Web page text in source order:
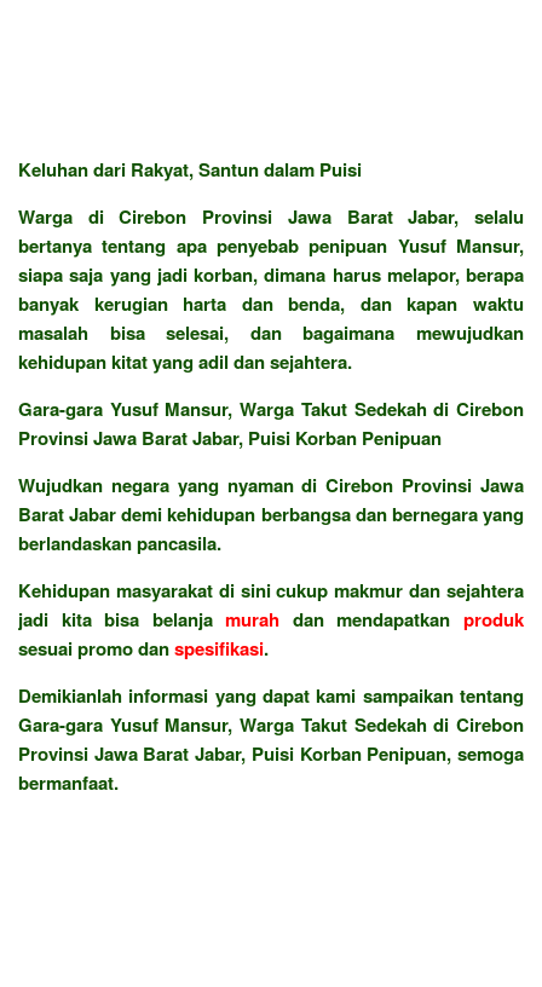
Keluhan dari Rakyat, Santun dalam Puisi
Warga di Cirebon Provinsi Jawa Barat Jabar, selalu
bertanya tentang apa penyebab penipuan Yusuf Mansur,
siapa saja yang jadi korban, dimana harus melapor, berapa
banyak kerugian harta dan benda, dan kapan waktu
masalah bisa selesai, dan bagaimana mewujudkan
kehidupan kitat yang adil dan sejahtera.
Gara-gara Yusuf Mansur, Warga Takut Sedekah di Cirebon
Provinsi Jawa Barat Jabar, Puisi Korban Penipuan
Wujudkan negara yang nyaman di Cirebon Provinsi Jawa
Barat Jabar demi kehidupan berbangsa dan bernegara yang
berlandaskan pancasila.
Kehidupan masyarakat di sini cukup makmur dan sejahtera
jadi kita bisa belanjamurah dan mendapatkanproduk
sesuai promo danspesifikasi.
Demikianlah informasi yang dapat kami sampaikan tentang
Gara-gara Yusuf Mansur, Warga Takut Sedekah di Cirebon
Provinsi Jawa Barat Jabar, Puisi Korban Penipuan, semoga
bermanfaat.